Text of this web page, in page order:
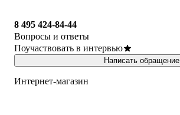
8 495 424-84-44
Вопросы и ответы
Поучаствовать в интервью
Написать обращение
Интернет-магазин